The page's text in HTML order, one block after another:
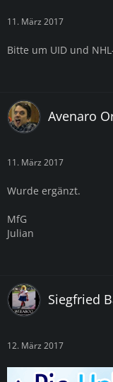
11. März 2017
Bitte um UID und
Avenaro
11. März 2017
Wurde ergänzt.
MfG
Julian
Siegfried
12. März 2017